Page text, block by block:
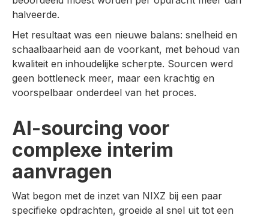
halveerde.
Het resultaat was een nieuwe balans: snelheid en
schaalbaarheid aan de voorkant, met behoud van
kwaliteit en inhoudelijke scherpte. Sourcen werd
geen bottleneck meer, maar een krachtig en
voorspelbaar onderdeel van het proces.
AI-sourcing voor
complexe interim
aanvragen
Wat begon met de inzet van NIXZ bij een paar
specifieke opdrachten, groeide al snel uit tot een